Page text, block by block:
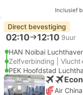
Inclusief
Direct bevestiging
02:10 12:10 9uur
HAN Noibai
Zelfverbinding |
PEK Hoofdstad
Air China